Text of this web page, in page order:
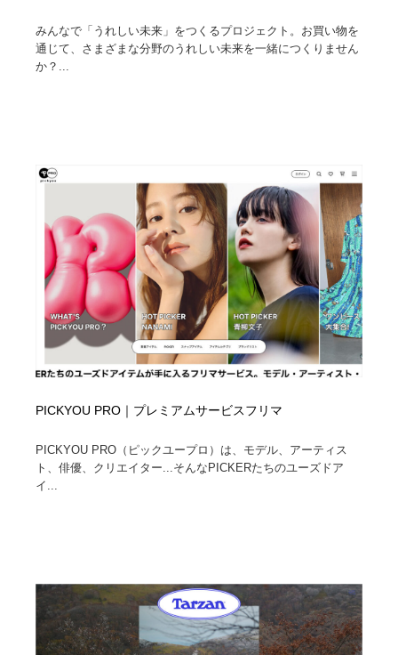
みんなで「うれしい未来」をつくるプロジェクト。お買い物を
通じて、さまざまな分野のうれしい未来を一緒につくりません
か？...
PICKYOU PRO｜プレミアムサービスフリマ
PICKYOU PRO（ピックユープロ）は、モデル、アーティス
ト、俳優、クリエイター...そんなPICKERたちのユーズドア
イ...